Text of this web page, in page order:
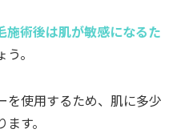
施術後は肌が敏感になるた
。
を使用するため、肌に多少
す。